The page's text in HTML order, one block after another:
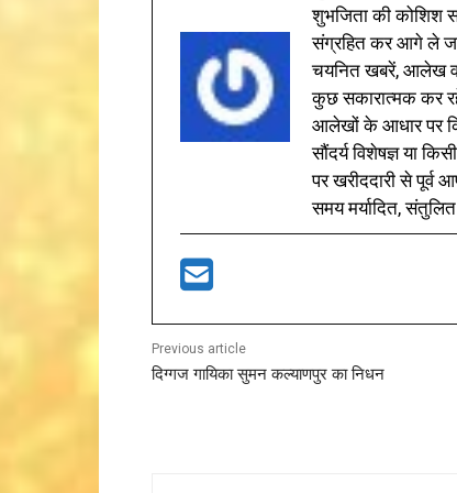
शुभजिता की कोशिश
संग्रहित कर आगे ले
चयनित खबरें, आलेख व
कुछ सकारात्मक कर
आलेखों के आधार पर
सौंदर्य विशेषज्ञ या
पर खरीददारी से
समय मर्यादित,
Previous article
दिग्गज गायिका सुमन कल्याणपुर का निधन